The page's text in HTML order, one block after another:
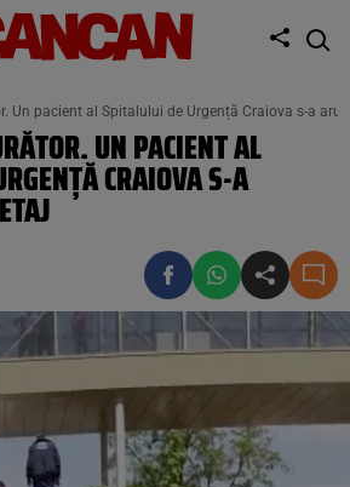
Un pacient al Spitalului de Urgență Craiova s-a
UN PACIENT AL
CRAIOVA S-A